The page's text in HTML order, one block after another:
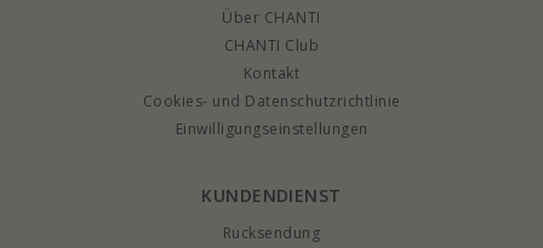
Über CHANTI
CHANTI Club
Kontakt
Cookies- und Datenschutzrichtlinie
Einwilligungseinstellungen
KUNDENDIENST
Rucksendung